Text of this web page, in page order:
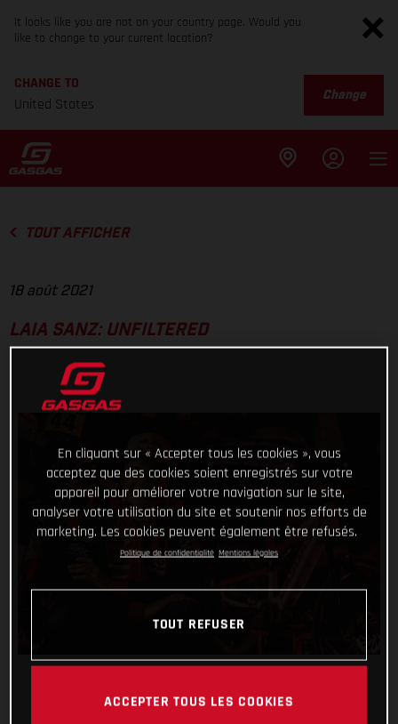
It looks like you are not on your country page. Would you
like to change to your current location?
CHANGE TO
United States
Change
TOUT AFFICHER
18 août 2021
LAIA SANZ: UNFILTERED
En cliquant sur « Accepter tous les cookies », vous
acceptez que des cookies soient enregistrés sur votre
appareil pour améliorer votre navigation sur le site,
analyser votre utilisation du site et soutenir nos efforts de
marketing. Les cookies peuvent également être refusés.
Politique de confidentialité Mentions légales
TOUT REFUSER
ACCEPTER TOUS LES COOKIES